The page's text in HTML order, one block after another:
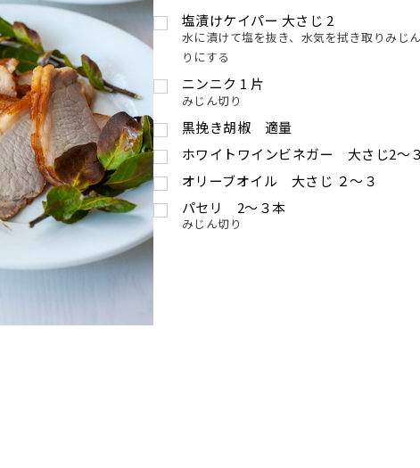
塩漬けケイパー 大さじ 2
水に漬けて塩を抜き、水気を拭き取りみじ
りにする
ニンニク 1 片
みじん切り
黒挽き胡椒 適量
ホワイトワインビネガー 大さじ2〜３
オリーブオイル 大さじ ２〜３
パセリ 2〜３本
みじん切り